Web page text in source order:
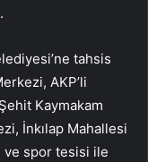
tahsis
AKP’li
Kaymakam
İnkılap Mahallesi
ve spor tesisi ile